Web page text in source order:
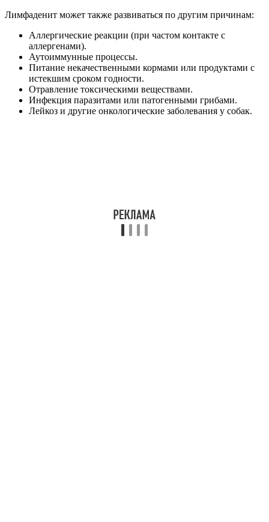
Лимфаденит может также развиваться по другим причинам:
Аллергические реакции (при частом контакте с
аллергенами).
Аутоиммунные процессы.
Питание некачественными кормами или продуктами с
истекшим сроком годности.
Отравление токсическими веществами.
Инфекция паразитами или патогенными грибами.
Лейкоз и другие онкологические заболевания у собак.